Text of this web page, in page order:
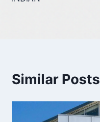
Similar Posts